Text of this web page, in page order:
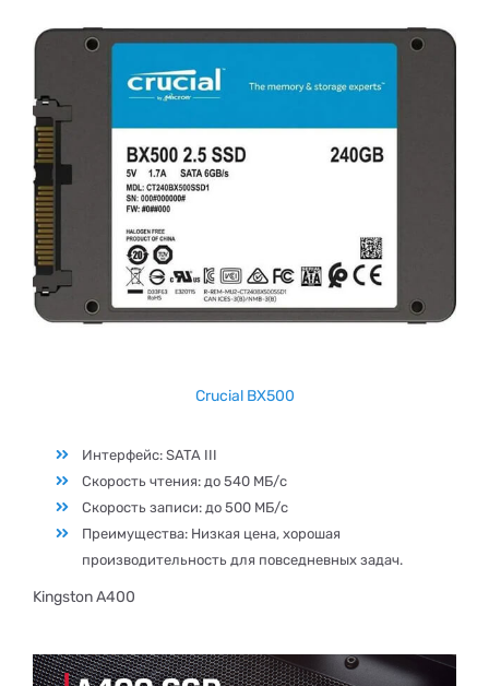
Crucial BX500
Интерфейс: SATA III
Скорость чтения: до 540 МБ/с
Скорость записи: до 500 МБ/с
Преимущества: Низкая цена, хорошая
производительность для повседневных задач.
Kingston A400